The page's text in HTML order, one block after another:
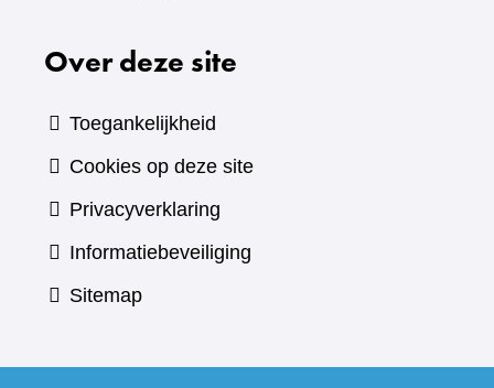
Over deze site
Toegankelijkheid
Cookies op deze site
Privacyverklaring
Informatiebeveiliging
Sitemap